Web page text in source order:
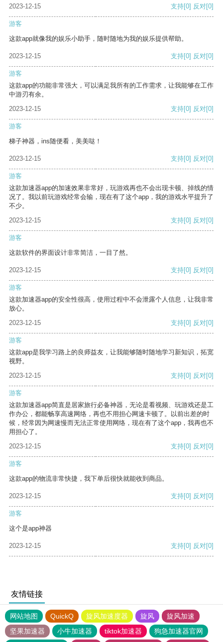
2023-12-15 支持[0] 反对[0]
游客
这款app就像我的娱乐小助手，随时随地为我的娱乐提供帮助。
2023-12-15 支持[0] 反对[0]
游客
这款app的功能非常强大，可以满足我所有的工作需求，让我能够在工作
中游刃有余。
2023-12-15
支持[0] 反对[0]
游客
梯子神器，ins随便看，美美哒！
2023-12-15 支持[0] 反对[0]
游客
这款加速器app的加速效果非常好，玩游戏再也不会出现卡顿、掉线的情
况了。我以前玩游戏经常会输，现在有了这个app，我的游戏水平提升了
不少。
2023-12-15
支持[0] 反对[0]
游客
这款软件的界面设计非常简洁，一目了然。
2023-12-15 支持[0] 反对[0]
游客
这款加速器app的安全性很高，使用过程中不会泄露个人信息，让我非常
放心。
2023-12-15
支持[0] 反对[0]
游客
这款app是我学习路上的良师益友，让我能够随时随地学习新知识，拓宽
视野。
2023-12-15
支持[0] 反对[0]
游客
这款加速器app简直是居家旅行必备神器，无论是看视频、玩游戏还是工
作办公，都能畅享高速网络，再也不用担心网速卡顿了。以前出差的时
候，经常因为网速慢而无法正常使用网络，现在有了这个app，我再也不
用担心了。
2023-12-15
支持[0] 反对[0]
游客
这款app的物流非常快捷，我下单后很快就能收到商品。
2023-12-15 支持[0] 反对[0]
游客
这个是app神器
2023-12-15 支持[0] 反对[0]
友情链接
网站地图 QuickQ 旋风加速度器 旋风
旋风加速
坚果加速器
小牛加速器 tiktok加速器 狗急加速器官网